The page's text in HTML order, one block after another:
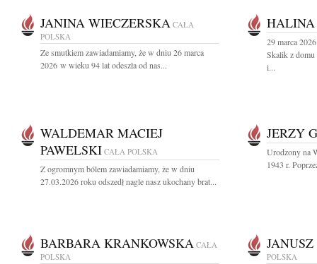
JANINA WIECZERSKA CAŁA
POLSKA
Ze smutkiem zawiadamiamy, że w dniu 26 marca
2026 w wieku 94 lat odeszła od nas...
29 marca
Skalik z domu
i...
WALDEMAR MACIEJ
PAWELSKI CAŁA POLSKA
Z ogromnym bólem zawiadamiamy, że w dniu
27.03.2026 roku odszedł nagle nasz ukochany brat...
JERZY
Urodzony na
1943 r.
BARBARA KRANKOWSKA CAŁA
POLSKA
POLSKA